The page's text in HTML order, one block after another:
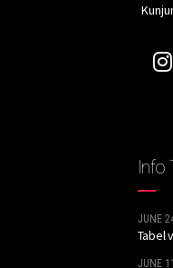
Info
JUNE
Tabel
JUNE